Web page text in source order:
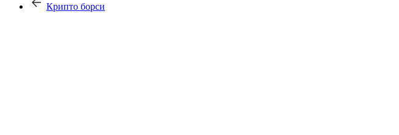
Крипто борси